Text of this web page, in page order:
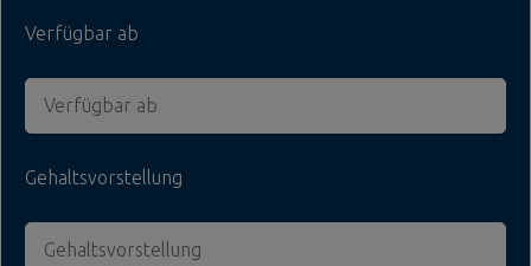
Verfügbar ab
Gehaltsvorstellung